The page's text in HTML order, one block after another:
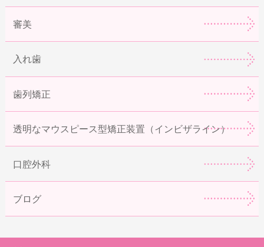
審美
入れ歯
歯列矯正
透明なマウスピース型矯正装置（インビザライン）
口腔外科
ブログ